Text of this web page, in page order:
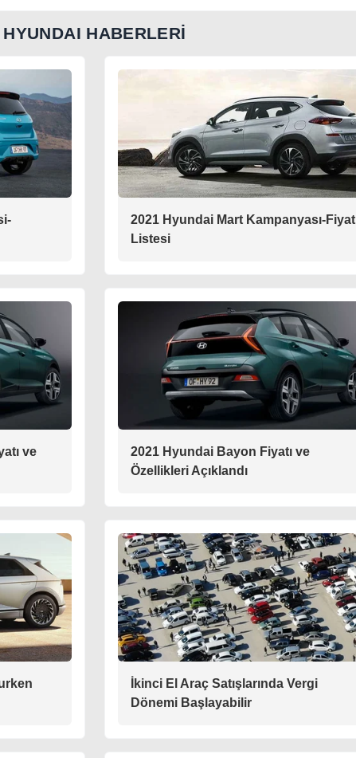
HYUNDAI HABERLERİ
2021 Hyundai Mart Kampanyası-Fiyat
Listesi
ve
2021 Hyundai Bayon Fiyatı ve
Özellikleri Açıklandı
İkinci El Araç Satışlarında Vergi
Dönemi Başlayabilir